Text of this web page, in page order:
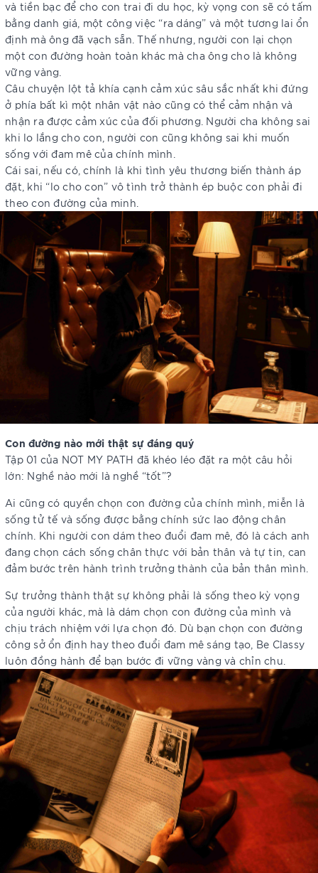
và tiền bạc để cho con trai đi du học, kỳ vọng con sẽ có tấm
bằng danh giá, một công việc “ra dáng” và một tương lai ổn
định mà ông đã vạch sẵn. Thế nhưng, người con lại chọn
một con đường hoàn toàn khác mà cha ông cho là không
vững vàng.
Câu chuyện lột tả khía cạnh cảm xúc sâu sắc nhất khi đứng
ở phía bất kì một nhân vật nào cũng có thể cảm nhận và
nhận ra được cảm xúc của đối phương. Người cha không sai
khi lo lắng cho con, người con cũng không sai khi muốn
sống với đam mê của chính mình.
Cái sai, nếu có, chính là khi tình yêu thương biến thành áp
đặt, khi “lo cho con” vô tình trở thành ép buộc con phải đi
theo con đường của minh.
Con đường nào mới thật sự đáng quý
Tập 01 của NOT MY PATH đã khéo léo đặt ra một câu hỏi
lớn: Nghề nào mới là nghề “tốt”?
Ai cũng có quyền chọn con đường của chính mình, miễn là
sống tử tế và sống được bằng chính sức lao động chân
chính. Khi người con dám theo đuổi đam mê, đó là cách anh
đang chọn cách sống chân thực với bản thân và tự tin, can
đảm bước trên hành trình trưởng thành của bản thân mình.
Sự trưởng thành thật sự không phải là sống theo kỳ vọng
của người khác, mà là dám chọn con đường của mình và
chịu trách nhiệm với lựa chọn đó. Dù bạn chọn con đường
công sở ổn định hay theo đuổi đam mê sáng tạo, Be Classy
luôn đồng hành để bạn bước đi vững vàng và chỉn chu.